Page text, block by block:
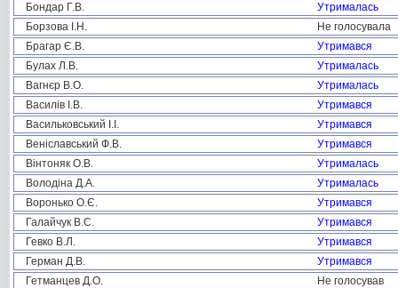
Бондар Г.В.
Утрималась
Борзова І.Н.
Не голосувала
Брагар Є.В.
Утримався
Булах Л.В.
Утрималась
Вагнєр В.О.
Утрималась
Василів І.В.
Утримався
Васильковський І.І.
Утримався
Веніславський Ф.В.
Утримався
Вінтоняк О.В.
Утрималась
Володіна Д.А.
Утрималась
Воронько О.Є.
Утримався
Галайчук В.С.
Утримався
Гевко В.Л.
Утримався
Герман Д.В.
Утримався
Гетманцев Д.О.
Не голосував